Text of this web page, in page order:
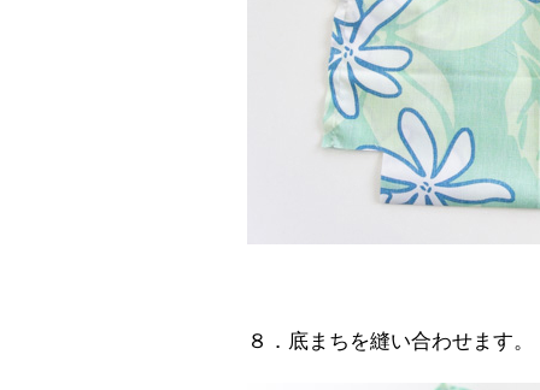
８．底まちを縫い合わせます。